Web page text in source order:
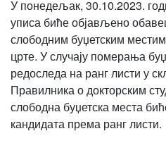
У понедељак, 30.10.2023.
уписа биће објављено
слободним буџетским
црте. У случају померања
редоследа на ранг листи у
Правилника о докторским
слободна буџетска места
кандидата према ранг листи.